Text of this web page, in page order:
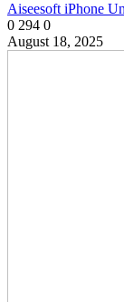
Aiseesoft iPhone
0 294 0
August 18, 2025